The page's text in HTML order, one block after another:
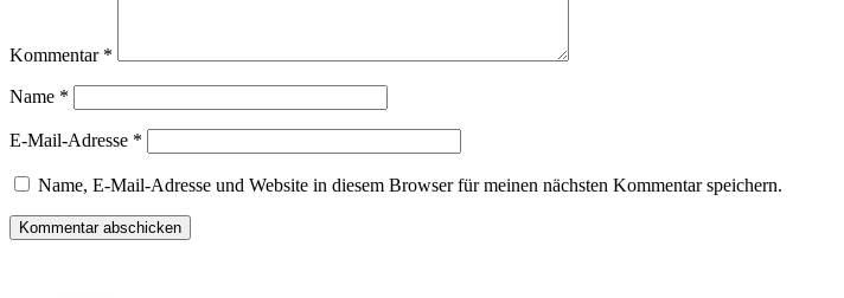
Kommentar *
Name *
E-Mail-Adresse *
Name, E-Mail-Adresse und Website in diesem Browser für meinen nächsten Kommentar speichern.